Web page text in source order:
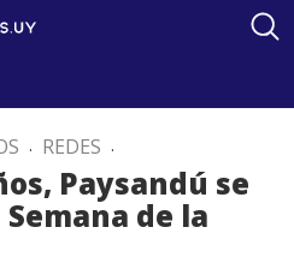
. REDES .
Paysandú se
de la